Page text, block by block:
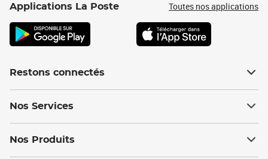
Applications La Poste Toutes nos applications
Restons connectés
Nos Services
Nos Produits